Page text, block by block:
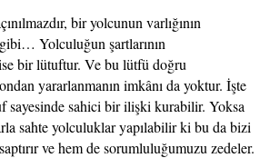
bir yolcunun varlığının
Yolculuğun şartlarının
bir lütuftur. Ve bu lütfü doğru
yararlanmanın imkânı da yoktur. İşte
sayesinde sahici bir ilişki kurabilir. Yoksa
sahte yolculuklar yapılabilir ki bu da bizi
ve hem de sorumluluğumuzu zedeler.